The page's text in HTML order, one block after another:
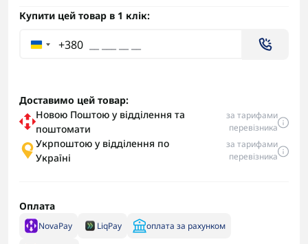
Купити цей товар в 1 клік:
+380
Доставимо цей товар:
Новою Поштою у відділення та
поштомати
за тарифами
перевізника
Укрпоштою у відділення по
Україні
за тарифами
перевізника
Оплата
NovaPay LiqPay оплата за рахунком